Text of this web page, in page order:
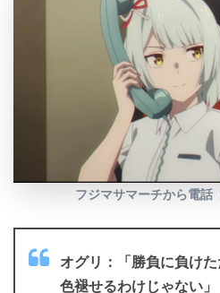
フジマサマーチから電話
オグリ：「勝負に負け
色褪せるわけじゃない」